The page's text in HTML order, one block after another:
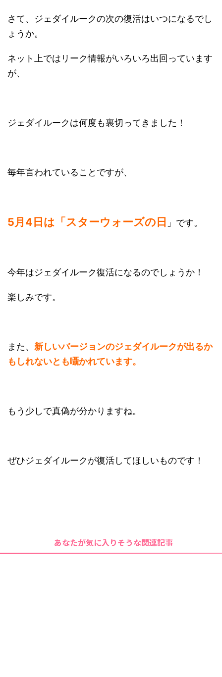
さて、ジェダイルークの次の復活はいつになるでし
ょうか。
ネット上ではリーク情報がいろいろ出回っています
が、
ジェダイルークは何度も裏切ってきました！
毎年言われていることですが、
5月4日は「スターウォーズの日 」です。
今年はジェダイルーク復活になるのでしょうか！
楽しみです。
また、 新しいバージョンのジェダイルークが出るか
もしれないとも囁かれています。
もう少しで真偽が分かりますね。
ぜひジェダイルークが復活してほしいものです！
あなたが気に入りそうな関連記事